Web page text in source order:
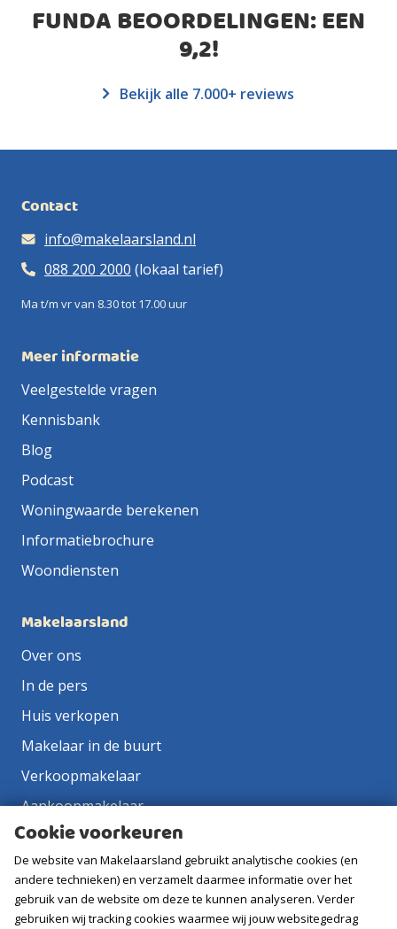
FUNDA BEOORDELINGEN: EEN
9,2!
Bekijk alle 7.000+ reviews
Contact
info@makelaarsland.nl
088 200 2000 (lokaal tarief)
Ma t/m vr van 8.30 tot 17.00 uur
Meer informatie
Veelgestelde vragen
Kennisbank
Blog
Podcast
Woningwaarde berekenen
Informatiebrochure
Woondiensten
Makelaarsland
Over ons
In de pers
Huis verkopen
Makelaar in de buurt
Verkoopmakelaar
Aankoopmakelaar
Contact
Vacatures
Volg ons
Cookie voorkeuren
De website van Makelaarsland gebruikt analytische cookies (en
andere technieken) en verzamelt daarmee informatie over het
gebruik van de website om deze te kunnen analyseren. Verder
gebruiken wij tracking cookies waarmee wij jouw websitegedrag